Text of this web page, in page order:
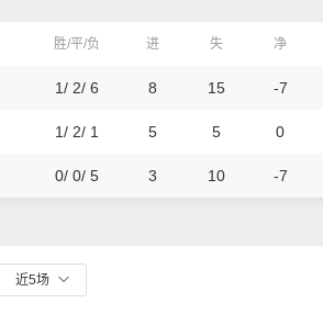
胜/平/负 进 失 净
1/ 2/ 6 8 15 -7
1/ 2/ 1 5 5 0
0/ 0/ 5 3 10 -7
近5场